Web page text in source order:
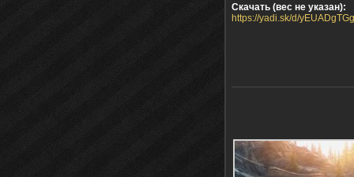
Скачать (вес не указан):
https://yadi.sk/d/